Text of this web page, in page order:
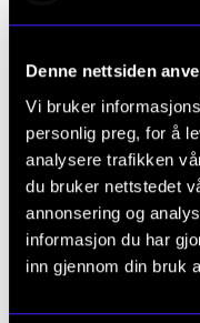
Denne nettsiden
Vi bruker
personlig preg, for å
analysere trafikken
du bruker nettstedet
annonsering og
informasjon du har
inn gjennom din bruk